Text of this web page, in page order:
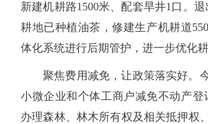
新建机耕路1500米、配套旱井1口。
耕地已种植油茶，修建生产机耕道
体化系统进行后期管护，进一步优化
聚焦费用减免，让政策落实好。
小微企业和个体工商户减免不动产登
办理森林、林木所有权及相关抵押权